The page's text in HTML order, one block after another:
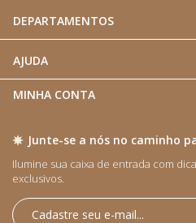
DEPARTAMENTOS
AJUDA
MINHA CONTA
Junte-se a nós no caminho
Ilumine sua caixa de entrada com
exclusivos.​